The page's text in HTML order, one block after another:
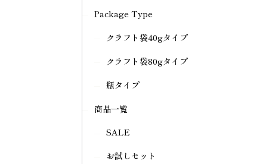
Package Type
クラフト袋40gタイプ
クラフト袋80gタイプ
瓶タイプ
商品一覧
SALE
お試しセット